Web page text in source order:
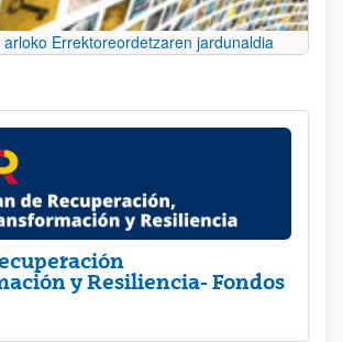
Errektoreordetzaren jardunaldia
y Resiliencia- Fondos